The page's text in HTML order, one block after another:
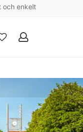
och enkelt
Mina